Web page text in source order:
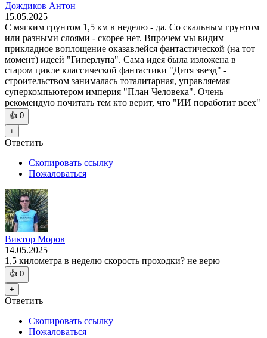
Дождиков Антон
15.05.2025
С мягким грунтом 1,5 км в неделю - да. Со скальным грунтом
или разными слоями - скорее нет. Впрочем мы видим
прикладное воплощение оказавлейся фантастической (на тот
момент) идеей "Гиперлупа". Сама идея была изложена в
старом цикле классической фантастики "Дитя звезд" -
строительством занималась тоталитарная, управляемая
суперкомпьютером империя "План Человека". Очень
рекомендую почитать тем кто верит, что "ИИ поработит всех"
👍 0
+
Ответить
Скопировать ссылку
Пожаловаться
Виктор Моров
14.05.2025
1,5 километра в неделю скорость проходки? не верю
👍 0
+
Ответить
Скопировать ссылку
Пожаловаться